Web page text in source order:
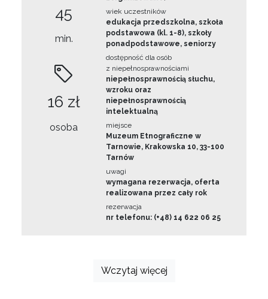
45
min.
16 zł
osoba
wiek uczestników
edukacja przedszkolna, szkoła
podstawowa (kl. 1-8), szkoły
ponadpodstawowe, seniorzy
dostępność dla osób
z niepełnosprawnościami
niepełnosprawnością słuchu,
wzroku oraz
niepełnosprawnością
intelektualną
miejsce
Muzeum Etnograficzne w
Tarnowie, Krakowska 10, 33-100
Tarnów
uwagi
wymagana rezerwacja, oferta
realizowana przez cały rok
rezerwacja
nr telefonu: (+48) 14 622 06 25
Wczytaj więcej